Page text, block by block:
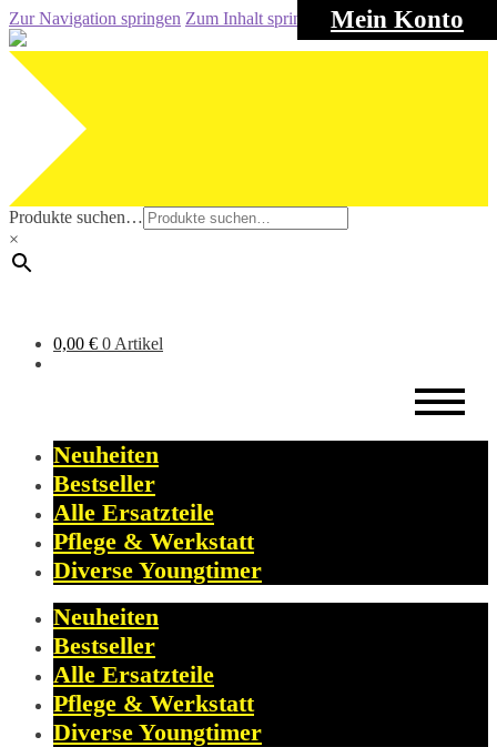
Mein Konto
Zur Navigation springen Zum Inhalt springen
Produkte suchen…
×
0,00 € 0 Artikel
Neuheiten
Bestseller
Alle Ersatzteile
Pflege & Werkstatt
Diverse Youngtimer
Neuheiten
Bestseller
Alle Ersatzteile
Pflege & Werkstatt
Diverse Youngtimer